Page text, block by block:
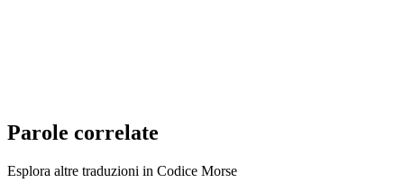
Parole correlate
Esplora altre traduzioni in Codice Morse